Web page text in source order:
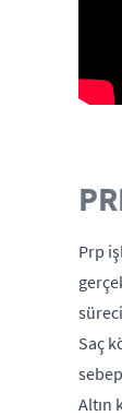
Prp
Saç
Altın